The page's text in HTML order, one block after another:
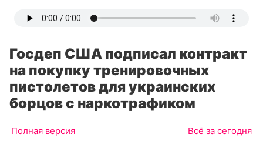
Госдеп США подписал контракт
на покупку тренировочных
пистолетов для украинских
борцов с наркотрафиком
Полная версия Всё за сегодня